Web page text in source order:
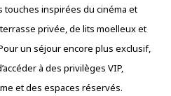
touches inspirées du cinéma et
privée, de lits moelleux et
un séjour encore plus exclusif,
à des privilèges VIP,
et des espaces réservés.